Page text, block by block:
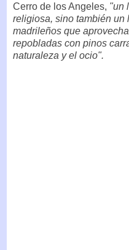
Cerro de los Angeles, "un
religiosa, sino también un
madrileños que
repobladas con pinos
naturaleza y el ocio".